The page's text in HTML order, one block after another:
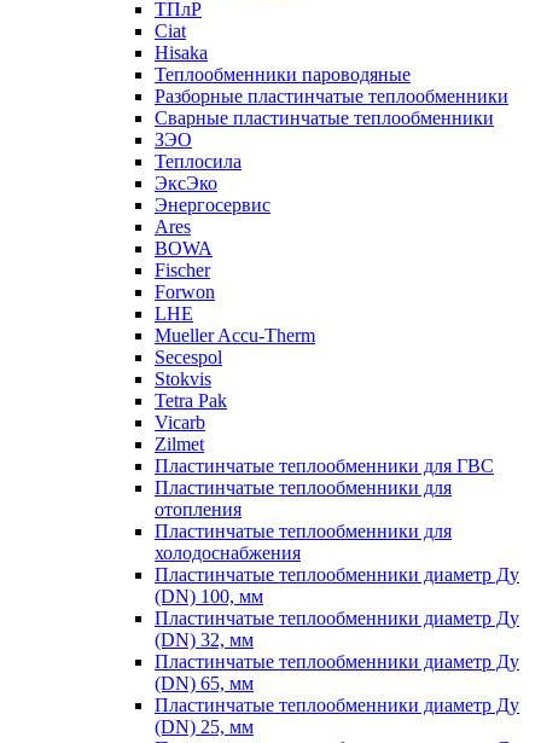
ТПлР
Ciat
Hisaka
Теплообменники пароводяные
Разборные пластинчатые теплообменники
Сварные пластинчатые теплообменники
ЗЭО
Теплосила
ЭксЭко
Энергосервис
Ares
BOWA
Fischer
Forwon
LHE
Mueller Accu-Therm
Secespol
Stokvis
Tetra Pak
Vicarb
Zilmet
Пластинчатые теплообменники для ГВС
Пластинчатые теплообменники для
отопления
Пластинчатые теплообменники для
холодоснабжения
Пластинчатые теплообменники диаметр Ду
(DN) 100, мм
Пластинчатые теплообменники диаметр Ду
(DN) 32, мм
Пластинчатые теплообменники диаметр Ду
(DN) 65, мм
Пластинчатые теплообменники диаметр Ду
(DN) 25, мм